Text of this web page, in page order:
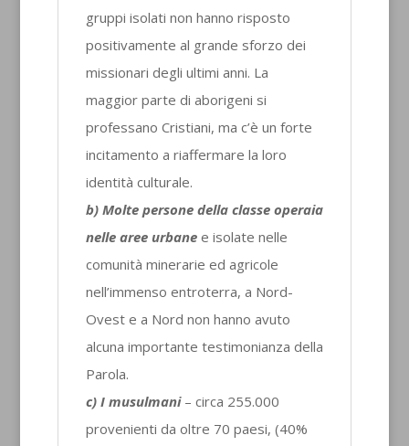
gruppi isolati non hanno risposto
positivamente al grande sforzo dei
missionari degli ultimi anni. La
maggior parte di aborigeni si
professano Cristiani, ma c’è un forte
incitamento a riaffermare la loro
identità culturale.
b) Molte persone della classe operaia
nelle aree urbanee isolate nelle
comunità minerarie ed agricole
nell’immenso entroterra, a Nord-
Ovest e a Nord non hanno avuto
alcuna importante testimonianza della
Parola.
c) I musulmani– circa 255.000
provenienti da oltre 70 paesi, (40%